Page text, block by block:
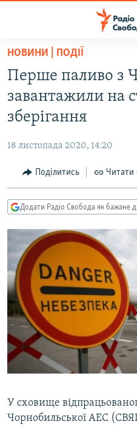
Перейти
основного
матеріалу
Перейти
до
основної
Перейти
до
пошуку
ВСЕ ЗА ДОБУ
СТАТТІ
ЕКОНОМІКА
СУСПІЛЬСТВО
УКРАЇНА
СВІТ
РОСІЙСЬКА «ФІЛЬТРАЦІЯ»
ДОНБАС.РЕАЛІЇ
ТИ ЯК?
СХЕМИ
ПРИАЗОВ’Я
КИТАЙ.ВИКЛИКИ
МУЛЬТИМЕДІА
ФОТО
СПЕЦПРОЄКТИ
ПОДКАСТИ
КРИМ РЕАЛІЇ
РУС
НОВИНИ | ПОДІЇ
Перше паливо з
завантажили на
зберігання
18 листопада 2020, 14:20
Поділитись Читати
Додати Радіо Свобода як бажане
У сховище
Чорнобильської АЕС